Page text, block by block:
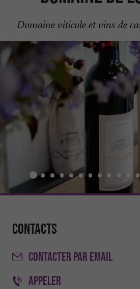
Domaine viticole et vins de
Contacts
CONTACTER PAR EMAIL
APPELER